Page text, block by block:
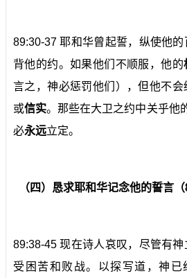
89:30-37 耶和华曾起誓，纵使他
背他的约。如果他们不顺服，他的
言之，神必惩罚他们），但他不
或信实。那些在大卫之约中关乎他
必永远立定。
（四）恳求耶和华记念他的誓言
89:38-45 现在诗人哀叹，尽管有
受困苦和败战。以探写道，神已